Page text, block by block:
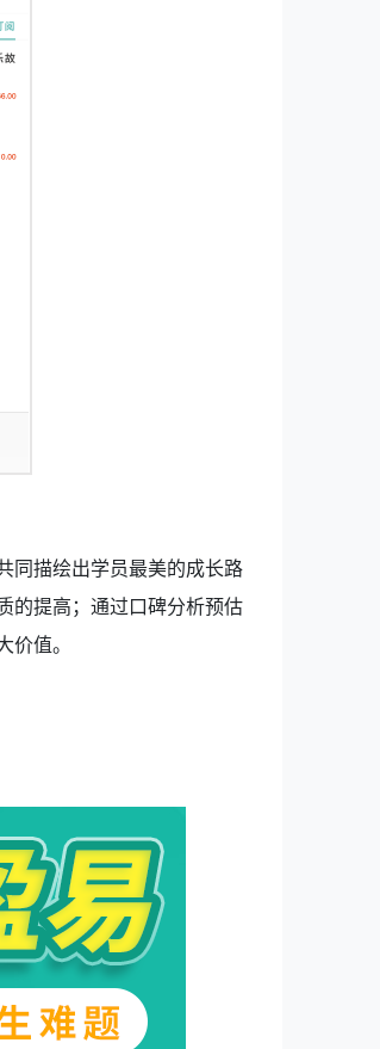
同描绘出学员最美的成长路
的提高；通过口碑分析预估
值。